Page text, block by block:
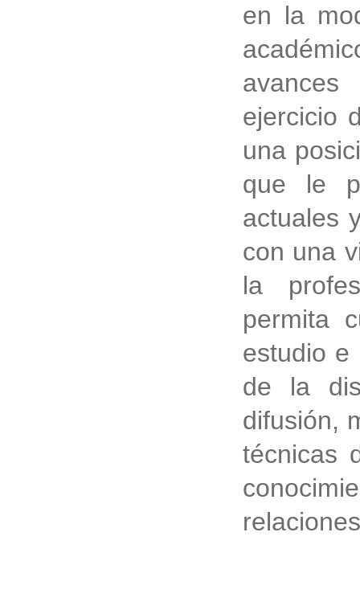
en la
ejercicio
una
que le
actuales
con una
la
permita
estudio e
de la
difusión,
técnicas